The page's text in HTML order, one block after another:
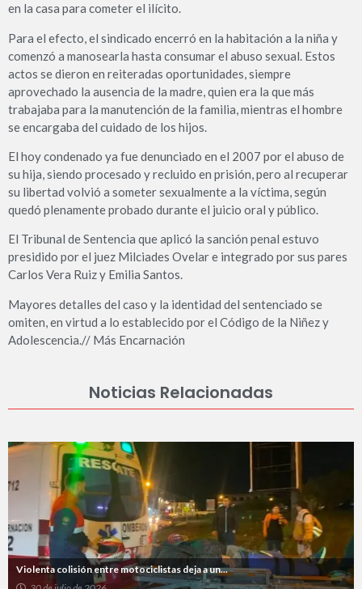
en la casa para cometer el ilícito.
Para el efecto, el sindicado encerró en la habitación a la niña y
comenzó a manosearla hasta consumar el abuso sexual. Estos
actos se dieron en reiteradas oportunidades, siempre
aprovechado la ausencia de la madre, quien era la que más
trabajaba para la manutención de la familia, mientras el hombre
se encargaba del cuidado de los hijos.
El hoy condenado ya fue denunciado en el 2007 por el abuso de
su hija, siendo procesado y recluido en prisión, pero al recuperar
su libertad volvió a someter sexualmente a la víctima, según
quedó plenamente probado durante el juicio oral y público.
El Tribunal de Sentencia que aplicó la sanción penal estuvo
presidido por el juez Milciades Ovelar e integrado por sus pares
Carlos Vera Ruiz y Emilia Santos.
Mayores detalles del caso y la identidad del sentenciado se
omiten, en virtud a lo establecido por el Código de la Niñez y
Adolescencia.// Más Encarnación
Noticias Relacionadas
Violenta colisión entre motociclistas deja a un...